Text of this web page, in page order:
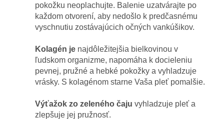
pokožku neoplachujte. Balenie uzatvárajte po
každom otvorení, aby nedošlo k predčasnému
vyschnutiu zostávajúcich očných vankúšikov.
Kolagén je najdôležitejšia bielkovinou v
ľudskom organizme, napomáha k docieleniu
pevnej, pružné a hebké pokožky a vyhladzuje
vrásky. S kolagénom starne Vaša pleť pomalšie.
Výťažok zo zeleného čaju vyhladzuje pleť a
zlepšuje jej pružnosť.